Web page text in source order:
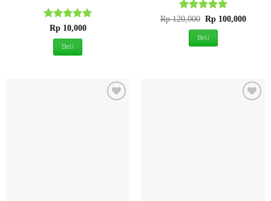
Dinilai5
dari 5
Rp10,000
Beli
Dinilai5
dari 5
Rp120,000 Harga
aslinya
adalah:
Rp 120,000.
Rp 100,000Harga
Beli